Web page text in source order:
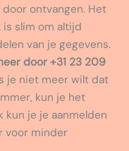
ontvangen. Het
is slim om altijd
van je gegevens.
door +31 23 209
je niet meer wilt dat
kun je het
kun je je aanmelden
voor minder